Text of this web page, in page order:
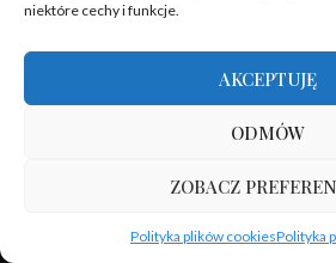
niektóre cechy i funkcje.
AKCEPTUJĘ
ODMÓW
ZOBACZ
Polityka plików cookiesPolityka
@2012-2025 - Wszelkie prawa